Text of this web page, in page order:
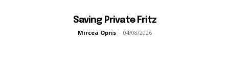
Saving Private Fritz
Mircea Opris - 04/08/2026